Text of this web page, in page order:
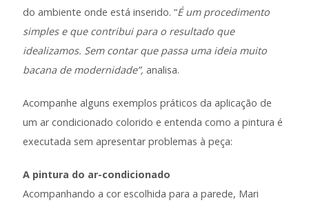
do ambiente onde está inserido. “É um procedimento
simples e que contribui para o resultado que
idealizamos. Sem contar que passa uma ideia muito
bacana de modernidade”,analisa.
Acompanhe alguns exemplos práticos da aplicação de
um ar condicionado colorido e entenda como a pintura é
executada sem apresentar problemas à peça:
A pintura do ar-condicionado
Acompanhando a cor escolhida para a parede, Mari